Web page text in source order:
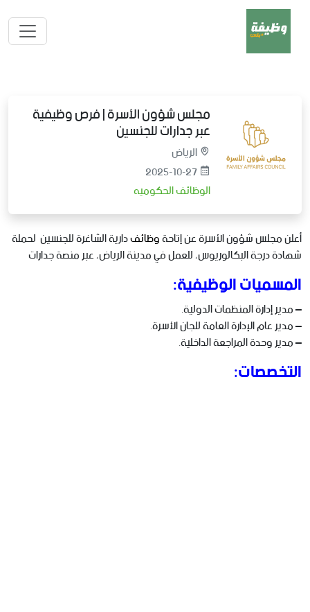
مجلس شؤون الأسرة | فرص وظيفية
عبر جدارات للجنسين
الرياض
2025-10-27
الوظائف الحكوميه
أعلن مجلس شؤون الأسرة عن إتاحةوظائفدارية الشاغرة للجنسين لحملة
شهادة درجة البكالوريوس، للعمل في مدينة الرياض، عبر منصة جدارات
المسميات الوظيفية:
– مدير إدارة المنظمات الدولية.
– مدير عام الإدارة العامة للجان الأسرة.
– مدير وحدة المراجعة الداخلية.
التخصصات: